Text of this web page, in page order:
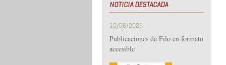
NOTICIA DESTACADA
10/06/2026
Publicaciones de Filo en formato
accesible